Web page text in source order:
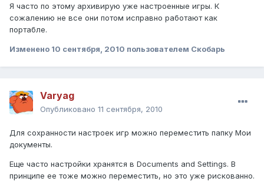
Я часто по этому архивирую уже настроенные игры. К
сожалению не все они потом исправно работают как
портабле.
Изменено 10 сентября, 2010 пользователем Скобарь
Varyag
Опубликовано 11 сентября, 2010
Для сохранности настроек игр можно переместить папку Мои
документы.
Еще часто настройки хранятся в Documents and Settings. В
принципе ее тоже можно переместить, но это уже рискованно.